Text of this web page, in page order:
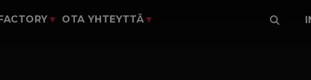
OTA YHTEYTTÄ